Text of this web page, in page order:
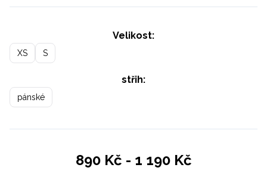
Velikost:
XS S
střih:
pánské
890 Kč - 1 190 Kč